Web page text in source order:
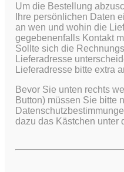
Um die Bestellung
Ihre persönlichen Daten
an wen und wohin die
gegebenenfalls Kontakt
Sollte sich die
Lieferadresse
Lieferadresse bitte extra
Bevor Sie unten rechts
Button) müssen Sie bitte
dazu das Kästchen unter